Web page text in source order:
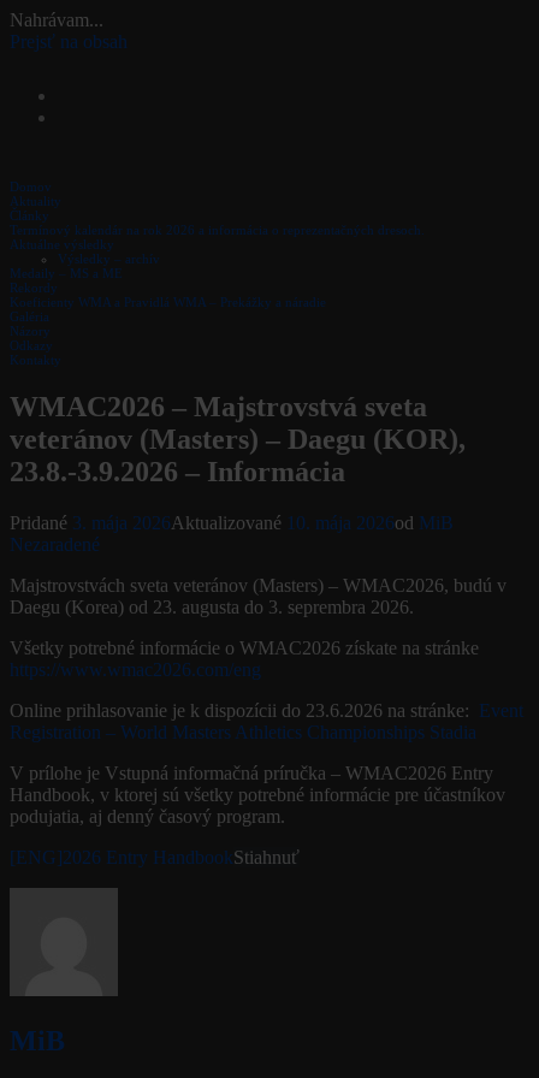
Nahrávam...
Prejsť na obsah
Veteráni SVK – Masters Slovakia
Domov
Aktuality
Články
Termínový kalendár na rok 2026 a informácia o reprezentačných dresoch.
Aktuálne výsledky
Výsledky – archív
Medaily – MS a ME
Rekordy
Koeficienty WMA a Pravidlá WMA – Prekážky a náradie
Galéria
Názory
Odkazy
Kontakty
WMAC2026 – Majstrovstvá sveta
veteránov (Masters) – Daegu (KOR),
23.8.-3.9.2026 – Informácia
Pridané 3. mája 2026Aktualizované 10. mája 2026od MiB
Nezaradené
Majstrovstvách sveta veteránov (Masters) – WMAC2026, budú v
Daegu (Korea) od 23. augusta do 3. seprembra 2026.
Všetky potrebné informácie o WMAC2026 získate na stránke
https://www.wmac2026.com/eng
Online prihlasovanie je k dispozícii do 23.6.2026 na stránke: Event
Registration – World Masters Athletics Championships Stadia
V prílohe je Vstupná informačná príručka – WMAC2026 Entry
Handbook, v ktorej sú všetky potrebné informácie pre účastníkov
podujatia, aj denný časový program.
[ENG]2026 Entry HandbookStiahnuť
MiB